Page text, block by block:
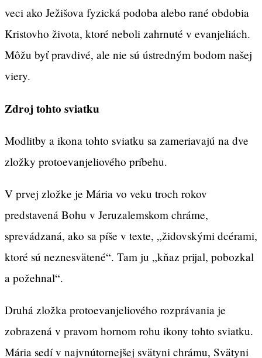
veci ako Ježišova fyzická podoba alebo rané obdobia
Kristovho života, ktoré neboli zahrnuté v evanjeliách.
Môžu byť pravdivé, ale nie sú ústredným bodom našej
viery.
Zdroj tohto sviatku
Modlitby a ikona tohto sviatku sa zameriavajú na dve
zložky protoevanjeliového príbehu.
V prvej zložke je Mária vo veku troch rokov
predstavená Bohu v Jeruzalemskom chráme,
sprevádzaná, ako sa píše v texte, „židovskými dcérami,
ktoré sú neznesvätené“. Tam ju „kňaz prijal, pobozkal
a požehnal“.
Druhá zložka protoevanjeliového rozprávania je
zobrazená v pravom hornom rohu ikony tohto sviatku.
Mária sedí v najvnútornejšej svätyni chrámu, Svätyni